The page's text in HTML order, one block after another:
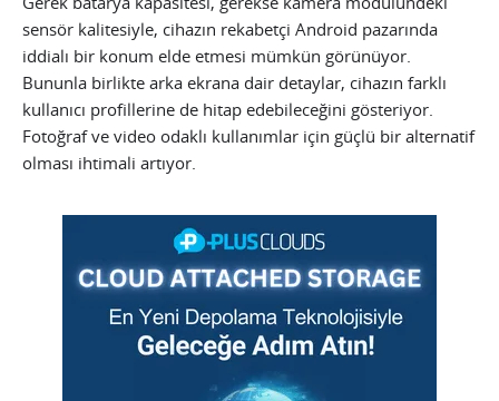
sensör kalitesiyle, cihazın rekabetçi Android pazarında
iddialı bir konum elde etmesi mümkün görünüyor.
Bununla birlikte arka ekrana dair detaylar, cihazın farklı
kullanıcı profillerine de hitap edebileceğini gösteriyor.
Fotoğraf ve video odaklı kullanımlar için güçlü bir alternatif
olması ihtimali artıyor.